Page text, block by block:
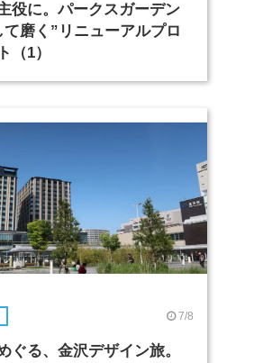
役に。パークスガーデン
て磨く”リニューアルプロ
（1）
7/8
ぐる、金沢デザイン旅。